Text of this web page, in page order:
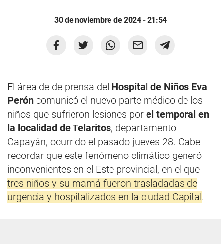
30 de noviembre de 2024 - 21:54
El área de de prensa del Hospital de Niños Eva
Perón comunicó el nuevo parte médico de los
niños que sufrieron lesiones por el temporal en
la localidad de Telaritos, departamento
Capayán, ocurrido el pasado jueves 28. Cabe
recordar que este fenómeno climático generó
inconvenientes en el Este provincial, en el que
tres niños y su mamá fueron trasladadas de
urgencia y hospitalizados en la ciudad Capital .